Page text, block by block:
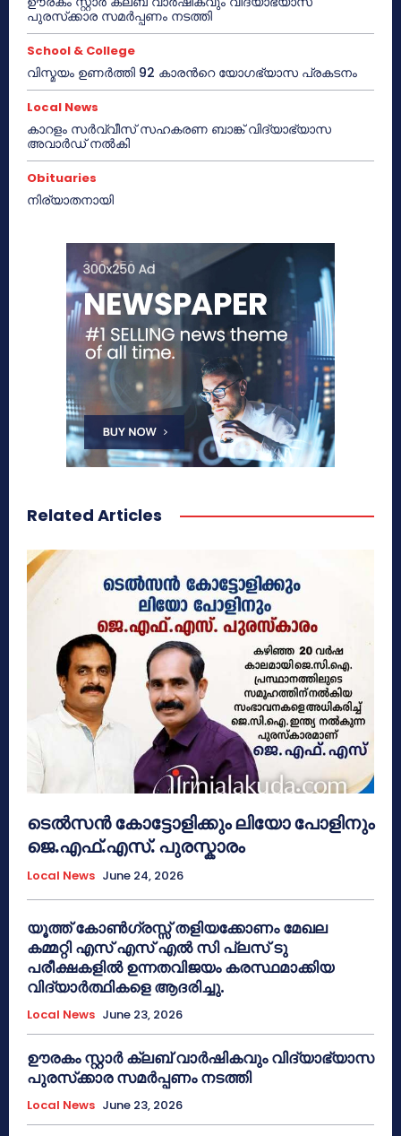
പുരസ്‌ക്കാര സമർപ്പണം നടത്തി
School & College
വിസ്മയം ഉണർത്തി 92 കാരൻറെ യോഗഭ്യാസ പ്രകടനം
Local News
കാറളം സർവ്വീസ് സഹകരണ ബാങ്ക് വിദ്യാഭ്യാസ
അവാർഡ് നൽകി
Obituaries
നിര്യാതനായി
Related Articles
ടെൽസൻ കോട്ടോളിക്കും ലിയോ പോളിനും
ജെ.എഫ്.എസ്. പുരസ്കാരം
Local News June 24, 2026
യൂത്ത് കോൺഗ്രസ്സ് തളിയക്കോണം മേഖല
കമ്മറ്റി എസ് എസ് എൽ സി പ്ലസ് ടു
പരീക്ഷകളിൽ ഉന്നതവിജയം കരസ്ഥമാക്കിയ
വിദ്യാർത്ഥികളെ ആദരിച്ചു.
Local News June 23, 2026
ഊരകം സ്റ്റാർ ക്ലബ് വാർഷികവും വിദ്യാഭ്യാസ
പുരസ്‌ക്കാര സമർപ്പണം നടത്തി
Local News June 23, 2026